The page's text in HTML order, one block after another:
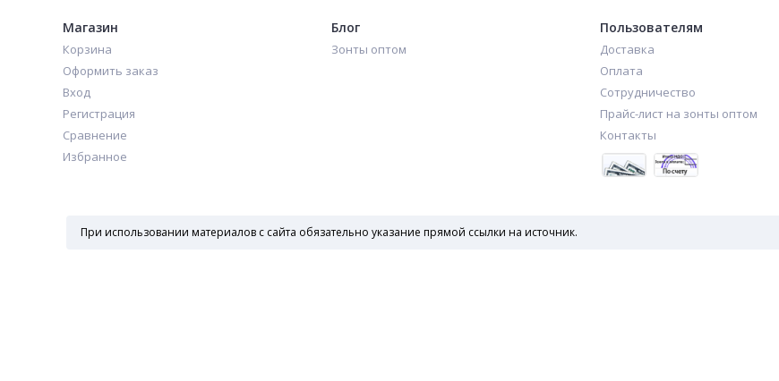
Магазин
Корзина
Оформить заказ
Вход
Регистрация
Сравнение
Избранное
Блог
Зонты оптом
Пользователям
Доставка
Оплата
Сотрудничество
Прайс-лист на зонты оптом
Контакты
При использовании материалов с сайта обязательно указание прямой ссылки на источник.